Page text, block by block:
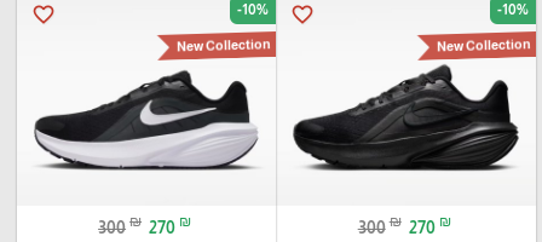
favorite_border -10%
New Collection
300 ₪ 270 ₪
favorite_border -10%
New Collection
300 ₪ 270 ₪